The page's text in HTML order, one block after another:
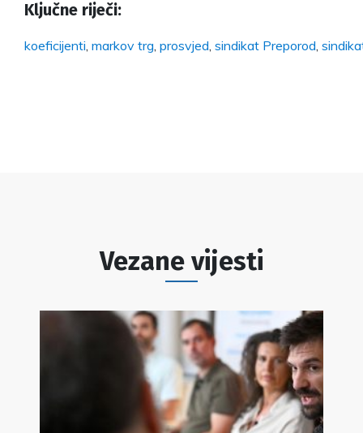
Ključne riječi:
koeficijenti markov trg prosvjed sindikat Preporod
Vezane vijesti